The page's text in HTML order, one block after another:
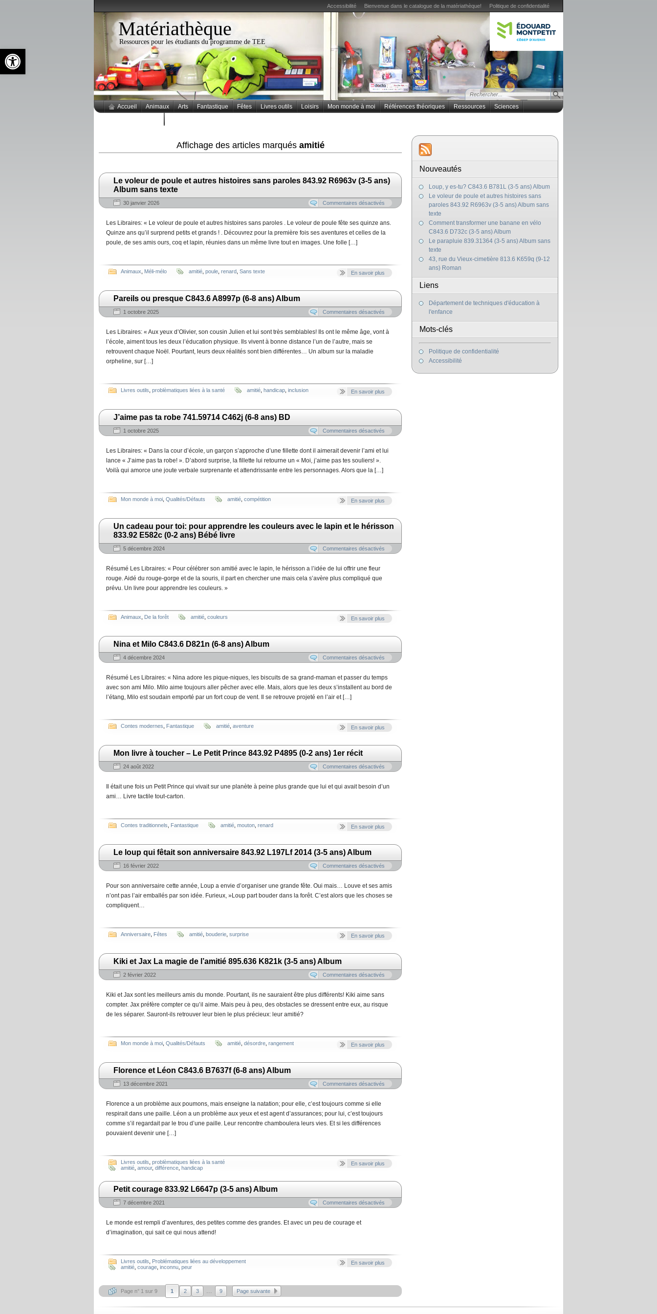
Ouvrir la barre d’outils
Accessibilité Bienvenue dans le catalogue de la matériathèque! Politique de confidentialité
Matériathèque
Ressources pour les étudiants du programme de TEE
Accueil Animaux Arts Fantastique Fêtes Livres outils Loisirs Mon monde à moi Références théoriques Ressources
Sciences
Affichage des articles marqués amitié
Le voleur de poule et autres histoires sans paroles 843.92 R6963v (3-5 ans)
Album sans texte
30 janvier 2026 Commentaires désactivés
Les Libraires: « Le voleur de poule et autres histoires sans paroles . Le voleur de poule fête ses quinze ans.
Quinze ans qu’il surprend petits et grands ! . Découvrez pour la première fois ses aventures et celles de la
poule, de ses amis ours, coq et lapin, réunies dans un même livre tout en images. Une folle […]
Animaux Méli-mélo amitié poule renard Sans texte En savoir plus
Pareils ou presque C843.6 A8997p (6-8 ans) Album
1 octobre 2025 Commentaires désactivés
Les Libraires: « Aux yeux d’Olivier, son cousin Julien et lui sont très semblables! Ils ont le même âge, vont à
l’école, aiment tous les deux l’éducation physique. Ils vivent à bonne distance l’un de l’autre, mais se
retrouvent chaque Noël. Pourtant, leurs deux réalités sont bien différentes… Un album sur la maladie
orpheline, sur […]
Livres outils problèmatiques liées à la santé amitié handicap inclusion En savoir plus
J’aime pas ta robe 741.59714 C462j (6-8 ans) BD
1 octobre 2025 Commentaires désactivés
Les Libraires: « Dans la cour d’école, un garçon s’approche d’une fillette dont il aimerait devenir l’ami et lui
lance « J’aime pas ta robe! ». D’abord surprise, la fillette lui retourne un « Moi, j’aime pas tes souliers! ».
Voilà qui amorce une joute verbale surprenante et attendrissante entre les personnages. Alors que la […]
Mon monde à moi Qualités/Défauts amitié compétition En savoir plus
Un cadeau pour toi: pour apprendre les couleurs avec le lapin et le hérisson
833.92 E582c (0-2 ans) Bébé livre
5 décembre 2024 Commentaires désactivés
Résumé Les Libraires: « Pour célébrer son amitié avec le lapin, le hérisson a l’idée de lui offrir une fleur
rouge. Aidé du rouge-gorge et de la souris, il part en chercher une mais cela s’avère plus compliqué que
prévu. Un livre pour apprendre les couleurs. »
Animaux De la forêt amitié couleurs En savoir plus
Nina et Milo C843.6 D821n (6-8 ans) Album
4 décembre 2024 Commentaires désactivés
Résumé Les Libraires: « Nina adore les pique-niques, les biscuits de sa grand-maman et passer du temps
avec son ami Milo. Milo aime toujours aller pêcher avec elle. Mais, alors que les deux s’installent au bord de
l’étang, Milo est soudain emporté par un fort coup de vent. Il se retrouve projeté en l’air et […]
Contes modernes Fantastique amitié aventure En savoir plus
Mon livre à toucher – Le Petit Prince 843.92 P4895 (0-2 ans) 1er récit
24 août 2022 Commentaires désactivés
Il était une fois un Petit Prince qui vivait sur une planète à peine plus grande que lui et qui avait besoin d’un
ami… Livre tactile tout-carton.
Contes traditionnels Fantastique amitié mouton renard En savoir plus
Le loup qui fêtait son anniversaire 843.92 L197Lf 2014 (3-5 ans) Album
16 février 2022 Commentaires désactivés
Pour son anniversaire cette année, Loup a envie d’organiser une grande fête. Oui mais… Louve et ses amis
n’ont pas l’air emballés par son idée. Furieux, »Loup part bouder dans la forêt. C’est alors que les choses se
compliquent…
Anniversaire Fêtes amitié bouderie surprise En savoir plus
Kiki et Jax La magie de l’amitié 895.636 K821k (3-5 ans) Album
2 février 2022 Commentaires désactivés
Kiki et Jax sont les meilleurs amis du monde. Pourtant, ils ne sauraient être plus différents! Kiki aime sans
compter. Jax préfère compter ce qu’il aime. Mais peu à peu, des obstacles se dressent entre eux, au risque
de les séparer. Sauront-ils retrouver leur bien le plus précieux: leur amitié?
Mon monde à moi Qualités/Défauts amitié désordre rangement En savoir plus
Florence et Léon C843.6 B7637f (6-8 ans) Album
13 décembre 2021 Commentaires désactivés
Florence a un problème aux poumons, mais enseigne la natation; pour elle, c’est toujours comme si elle
respirait dans une paille. Léon a un problème aux yeux et est agent d’assurances; pour lui, c’est toujours
comme s’il regardait par le trou d’une paille. Leur rencontre chamboulera leurs vies. Et si les différences
pouvaient devenir une […]
Livres outils problèmatiques liées à la santé
amitié amour, différence handicap
En savoir plus
Petit courage 833.92 L6647p (3-5 ans) Album
7 décembre 2021 Commentaires désactivés
Le monde est rempli d’aventures, des petites comme des grandes. Et avec un peu de courage et
d’imagination, qui sait ce qui nous attend!
Livres outils
Problématiques liées au développement
amitié courage inconnu peur
En savoir plus
Page n° 1 sur 9 1 2 3 ... 9 Page suivante
Nouveautés
Loup, y es-tu? C843.6 B781L (3-5 ans) Album
Le voleur de poule et autres histoires sans
paroles 843.92 R6963v (3-5 ans) Album sans
texte
Comment transformer une banane en vélo
C843.6 D732c (3-5 ans) Album
Le parapluie 839.31364 (3-5 ans) Album sans
texte
43, rue du Vieux-cimetière 813.6 K659q (9-12
ans) Roman
Liens
Département de techniques d'éducation à
l'enfance
Mots-clés
Politique de confidentialité
Accessibilité